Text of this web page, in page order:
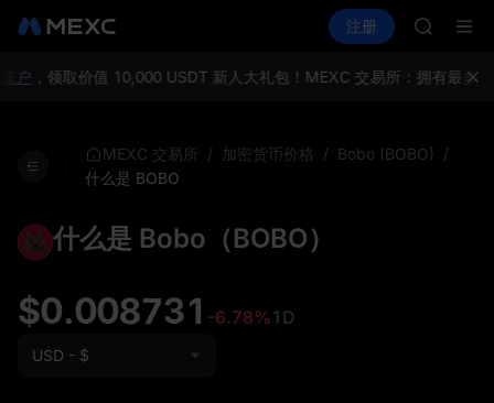
SPCX 理财 活
注册
SKYAI
SPCX 解
SKYAI
户，领取价值 10,000 USDT 新人大礼包！MEXC 交易所：拥有最多热
MEXC 交易所 / 加密货币价格 / Bobo (BOBO)
/
什么是 BOBO
什么是 Bobo（BOBO）
$0.008731 -6.78%1D
USD - $